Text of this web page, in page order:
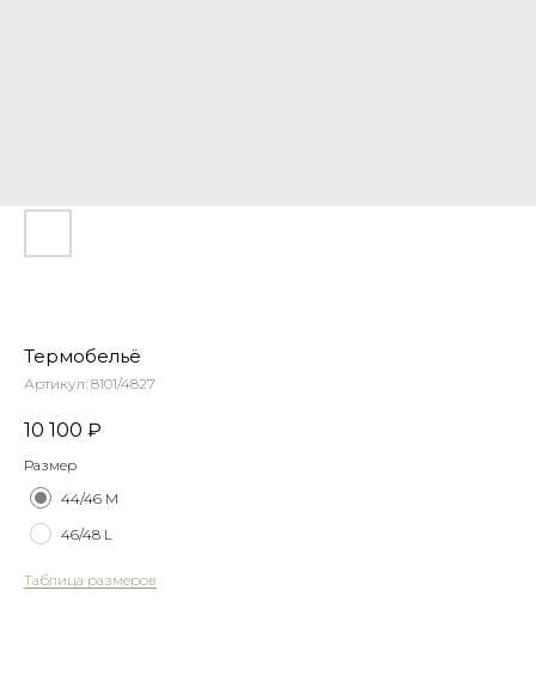
Термобельё
Артикул: 8101/4827
10 100 ₽
Размер
44/46 M
46/48 L
Таблица размеров